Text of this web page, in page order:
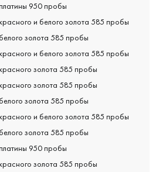
950 пробы
и белого золота 585 пробы
золота 585 пробы
и белого золота 585 пробы
золота 585 пробы
золота 585 пробы
золота 585 пробы
и белого золота 585 пробы
золота 585 пробы
950 пробы
золота 585 пробы